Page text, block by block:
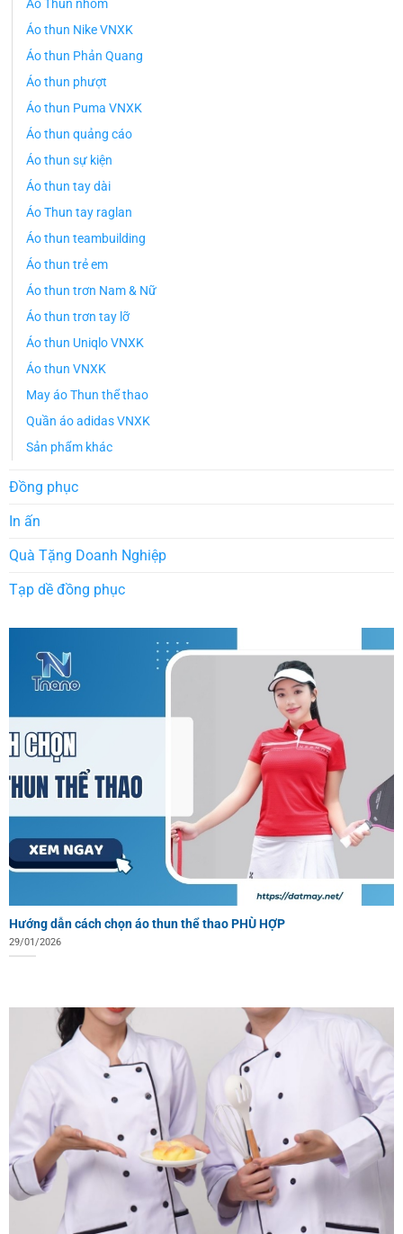
Áo Thun nhóm
Áo thun Nike VNXK
Áo thun Phản Quang
Áo thun phượt
Áo thun Puma VNXK
Áo thun quảng cáo
Áo thun sự kiện
Áo thun tay dài
Áo Thun tay raglan
Áo thun teambuilding
Áo thun trẻ em
Áo thun trơn Nam & Nữ
Áo thun trơn tay lỡ
Áo thun Uniqlo VNXK
Áo thun VNXK
May áo Thun thể thao
Quần áo adidas VNXK
Sản phẩm khác
Đồng phục
In ấn
Quà Tặng Doanh Nghiệp
Tạp dề đồng phục
Hướng dẫn cách chọn áo thun thể thao PHÙ HỢP
29/01/2026